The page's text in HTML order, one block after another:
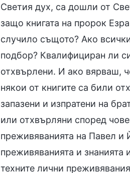
Светия дух, са дошли от
защо книгата на пророк
случило същото? Ако
подбор? Квалифициран ли
отхвърлени. И ако вярваш,
някои от книгите са били
запазени и изпратени на
или отхвърляни според
преживяванията на Павел и
преживяванията и
техните лични